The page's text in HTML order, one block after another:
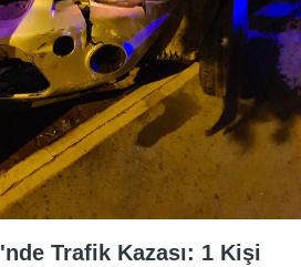
Trafik Kazası: 1 Kişi